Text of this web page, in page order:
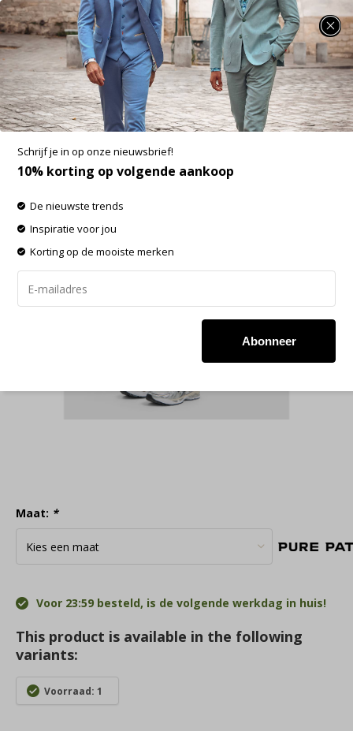
SUMMER SALE: 25% t/m 50% korting op heel veel zomerse items!
Pure Path Pure Path Zwemshort Logo Dark
navy (26010516 - 57)
Aan verlanglijst toevoegen
Maat: *
Voor 23:59 besteld, is de volgende werkdag in huis!
This product is available in the following
variants:
Voorraad: 1
Schrijf je in op onze nieuwsbrief!
10% korting op volgende aankoop
De nieuwste trends
Inspiratie voor jou
Korting op de mooiste merken
Abonneer